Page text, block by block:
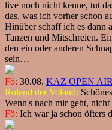
live noch nicht kenne, tut
das, was ich vorher schon
Hinüber schaff ich es dann
Tanzen und Mitschreien.
den ein oder anderen
sein…
Fö: 30.08. KAZ OPEN
Roland der Voland:
Wenn's nach mir geht,
Fö: Ich war ja schon öfters